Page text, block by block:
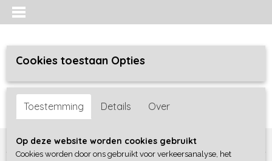
Inloggen Registreren
Home >Unisex Baby >Jassen / Buitenpakken
Cookies toestaan Opties
Toestemming Details Over
Op deze website worden cookies gebruikt
Cookies worden door ons gebruikt voor verkeersanalyse, het